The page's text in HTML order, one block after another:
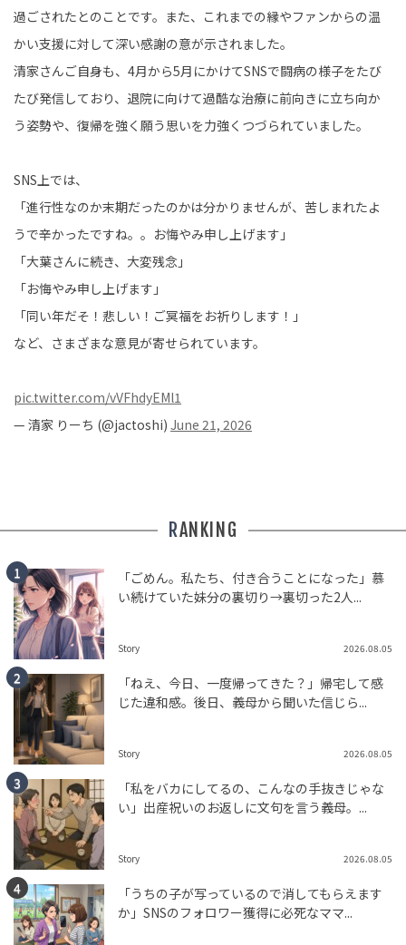
過ごされたとのことです。また、これまでの縁やファンからの温
かい支援に対して深い感謝の意が示されました。
清家さんご自身も、4月から5月にかけてSNSで闘病の様子をたび
たび発信しており、退院に向けて過酷な治療に前向きに立ち向か
う姿勢や、復帰を強く願う思いを力強くつづられていました。
SNS上では、
「進行性なのか末期だったのかは分かりませんが、苦しまれたよ
うで辛かったですね。。お悔やみ申し上げます」
「大葉さんに続き、大変残念」
「お悔やみ申し上げます」
「同い年だそ！悲しい！ご冥福をお祈りします！」
など、さまざまな意見が寄せられています。
pic.twitter.com/vVFhdyEMl1
— 清家 りーち (@jactoshi) June 21, 2026
RANKING
「ごめん。私たち、付き合うことになった」慕
い続けていた妹分の裏切り→裏切った2人...
Story 2026.08.05
「ねえ、今日、一度帰ってきた？」帰宅して感
じた違和感。後日、義母から聞いた信じら...
Story 2026.08.05
「私をバカにしてるの、こんなの手抜きじゃな
い」出産祝いのお返しに文句を言う義母。...
Story 2026.08.05
「うちの子が写っているので消してもらえます
か」SNSのフォロワー獲得に必死なママ...